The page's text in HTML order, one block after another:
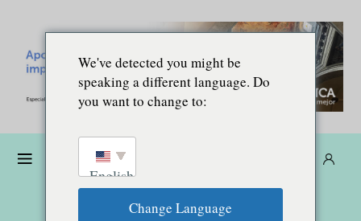
We've detected you might be
speaking a different language. Do
you want to change to:
English
Change Language